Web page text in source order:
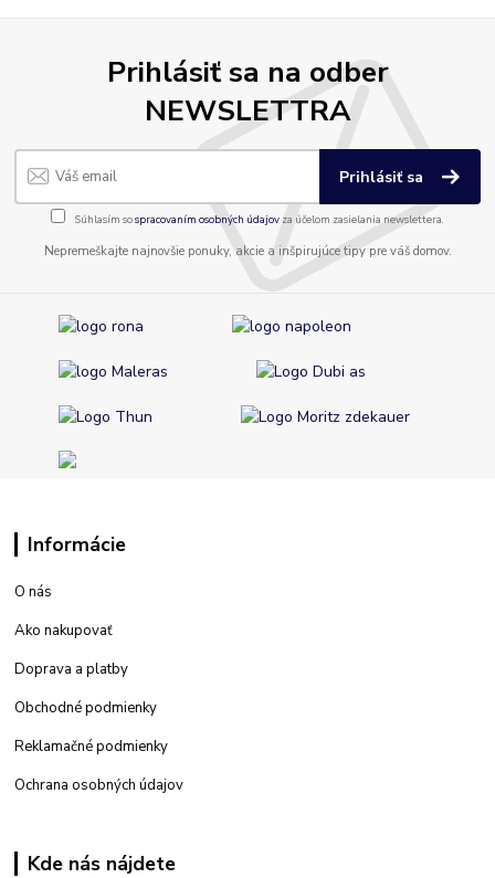
Prihlásiť sa na odber
NEWSLETTRA
Prihlásiť sa
Súhlasím sospracovaním osobných údajov za účelom zasielania newslettera.
Nepremeškajte najnovšie ponuky, akcie a inšpirujúce tipy pre váš domov.
Informácie
O nás
Ako nakupovať
Doprava a platby
Obchodné podmienky
Reklamačné podmienky
Ochrana osobných údajov
Kde nás nájdete